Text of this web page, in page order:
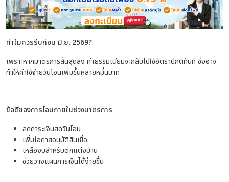
ทำไมควรรีบก่อน มิ.ย. 2569?
เพราะหากมาตรการสิ้นสุดลง ค่าธรรมเนียมจะกลับไปใช้อัตราปกติทันที ซึ่งอาจ
ทำให้ค่าใช้จ่ายวันโอนเพิ่มขึ้นหลายหมื่นบาท
ข้อดีของการโอนภายในช่วงมาตรการ
ลดภาระเงินสดวันโอน
เพิ่มโอกาสอนุมัติสินเชื่อ
เหลืองบสำหรับตกแต่งบ้าน
ช่วยวางแผนการเงินได้ง่ายขึ้น